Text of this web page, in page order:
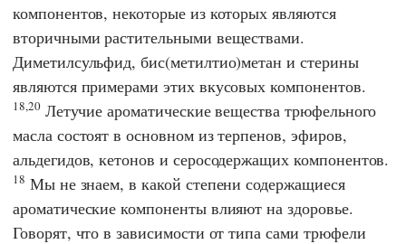
компонентов, некоторые из которых являются
вторичными растительными веществами.
Диметилсульфид, бис(метилтио)метан и стерины
являются примерами этих вкусовых компонентов.
18,20Летучие ароматические вещества трюфельного
масла состоят в основном из терпенов, эфиров,
альдегидов, кетонов и серосодержащих компонентов.
18 Мы не знаем, в какой степени содержащиеся
ароматические компоненты влияют на здоровье.
Говорят, что в зависимости от типа сами трюфели